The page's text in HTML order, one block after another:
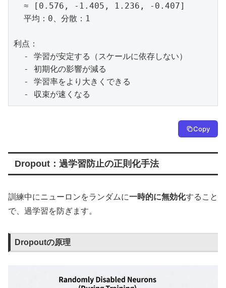
  ≈ [0.576, -1.405, 1.236, -0.407]
  平均：0、分散：1
利点：
  - 学習が安定する（スケールに依存しない）
  - 初期化の影響が減る
  - 学習率をより大きくできる
  - 収束が速くなる
Copy
Dropout：過学習防止の正則化手法
訓練中にニューロンをランダムに一時的に無効化すること
で、過学習を防ぎます。
Dropoutの原理